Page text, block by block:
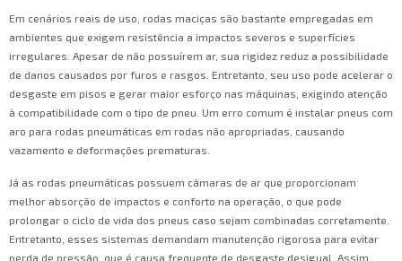
Em cenários reais de uso, rodas maciças são bastante empregadas em
ambientes que exigem resistência a impactos severos e superfícies
irregulares. Apesar de não possuírem ar, sua rigidez reduz a possibilidade
de danos causados por furos e rasgos. Entretanto, seu uso pode acelerar o
desgaste em pisos e gerar maior esforço nas máquinas, exigindo atenção
à compatibilidade com o tipo de pneu. Um erro comum é instalar pneus com
aro para rodas pneumáticas em rodas não apropriadas, causando
vazamento e deformações prematuras.
Já as rodas pneumáticas possuem câmaras de ar que proporcionam
melhor absorção de impactos e conforto na operação, o que pode
prolongar o ciclo de vida dos pneus caso sejam combinadas corretamente.
Entretanto, esses sistemas demandam manutenção rigorosa para evitar
perda de pressão, que é causa frequente de desgaste desigual. Assim,